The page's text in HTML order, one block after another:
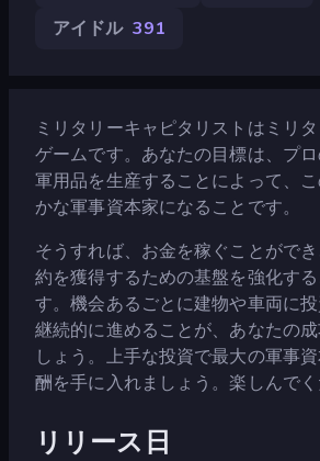
アイドル 391
ミリタリーキャピタリストはミリ
ゲームです。あなたの目標は、プ
軍用品を生産することによって、
かな軍事資本家になることです。
そうすれば、お金を稼ぐことがで
約を獲得するための基盤を強化す
す。機会あるごとに建物や車両に
継続的に進めることが、あなたの
しょう。上手な投資で最大の軍事
酬を手に入れましょう。楽しんでく
リリース日